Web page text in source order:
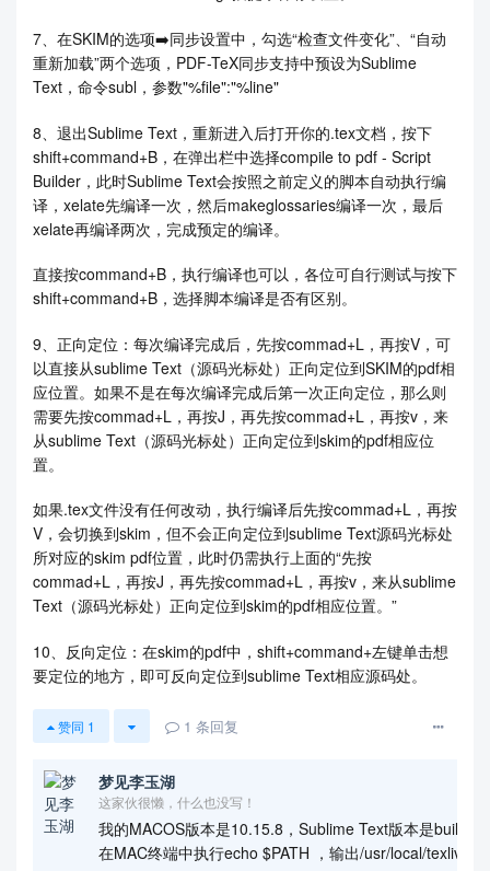
7、在SKIM的选项➡️同步设置中，勾选“检查文件变化”、“自动
重新加载”两个选项，PDF-TeX同步支持中预设为Sublime
Text，命令subl，参数"%file":"%line"
8、退出Sublime Text，重新进入后打开你的.tex文档，按下
shift+command+B，在弹出栏中选择compile to pdf - Script
Builder，此时Sublime Text会按照之前定义的脚本自动执行编
译，xelate先编译一次，然后makeglossaries编译一次，最后
xelate再编译两次，完成预定的编译。
直接按command+B，执行编译也可以，各位可自行测试与按下
shift+command+B，选择脚本编译是否有区别。
9、正向定位：每次编译完成后，先按commad+L，再按V，可
以直接从sublime Text（源码光标处）正向定位到SKIM的pdf相
应位置。如果不是在每次编译完成后第一次正向定位，那么则
需要先按commad+L，再按J，再先按commad+L，再按v，来
从sublime Text（源码光标处）正向定位到skim的pdf相应位
置。
如果.tex文件没有任何改动，执行编译后先按commad+L，再按
V，会切换到skim，但不会正向定位到sublime Text源码光标处
所对应的skim pdf位置，此时仍需执行上面的“先按
commad+L，再按J，再先按commad+L，再按v，来从sublime
Text（源码光标处）正向定位到skim的pdf相应位置。”
10、反向定位：在skim的pdf中，shift+command+左键单击想
要定位的地方，即可反向定位到sublime Text相应源码处。
赞同 1 1 条回复
梦见李玉湖
这家伙很懒，什么也没写！
我的MACOS版本是10.15.8，Sublime Text版本是
在MAC终端中执行echo $PATH ，输出/usr/local/texlive/